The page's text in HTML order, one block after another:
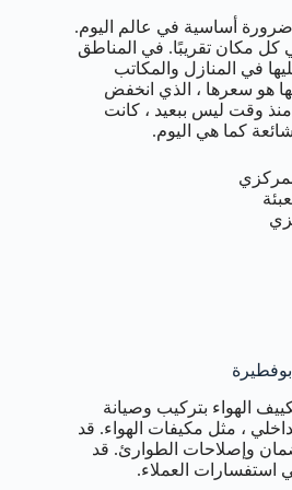
أساسية في عالم اليوم.
كل مكان تقريبًا. في المناطق
في المنازل والمكاتب
هو سعرها ، الذي انخفض
وقت ليس ببعيد ، كانت
كما هي اليوم.
الهواء بتركيب وصيانة
، مثل مكيفات الهواء. قد
وإصلاحات الطوارئ. قد
استفسارات العملاء.